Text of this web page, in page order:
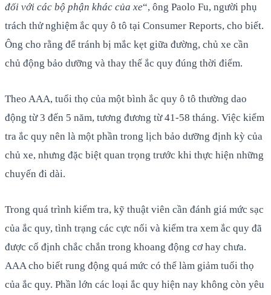
đối với các bộ phận khác của xe“, ông Paolo Fu, người phụ
trách thử nghiệm ắc quy ô tô tại Consumer Reports, cho biết.
Ông cho rằng để tránh bị mắc kẹt giữa đường, chủ xe cần
chủ động bảo dưỡng và thay thế ắc quy đúng thời điểm.
Theo AAA, tuổi thọ của một bình ắc quy ô tô thường dao
động từ 3 đến 5 năm, tương đương từ 41-58 tháng. Việc kiểm
tra ắc quy nên là một phần trong lịch bảo dưỡng định kỳ của
chủ xe, nhưng đặc biệt quan trọng trước khi thực hiện những
chuyến đi dài.
Trong quá trình kiểm tra, kỹ thuật viên cần đánh giá mức sạc
của ắc quy, tình trạng các cực nối và kiểm tra xem ắc quy đã
được cố định chắc chắn trong khoang động cơ hay chưa.
AAA cho biết rung động quá mức có thể làm giảm tuổi thọ
của ắc quy. Phần lớn các loại ắc quy hiện nay không còn yêu